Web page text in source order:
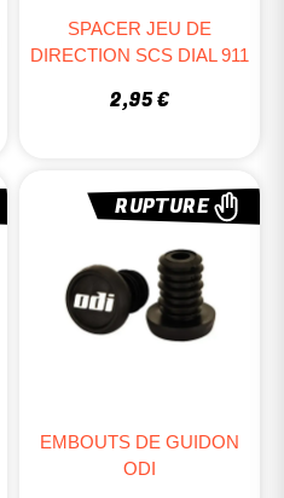
SPACER JEU DE
DIRECTION SCS DIAL 911
2,95 €
RUPTURE
EMBOUTS DE GUIDON
ODI